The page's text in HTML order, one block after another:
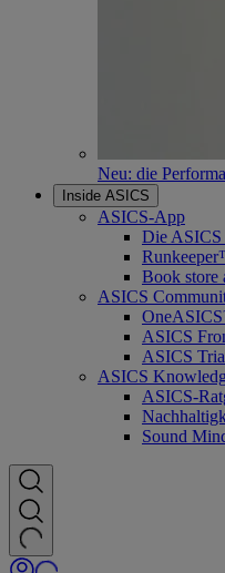
Neu: die
Inside ASICS
ASICS-App
Die
Book store
ASICS
ASICS
ASICS
ASICS
ASICS-
Sound